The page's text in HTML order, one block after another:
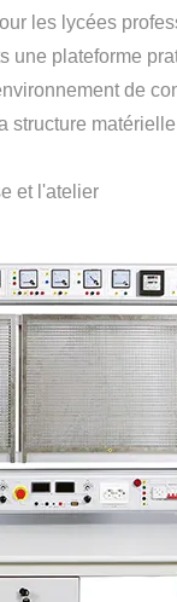
les lycées
une plateforme
de
et l'atelier